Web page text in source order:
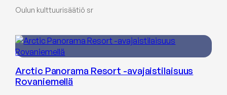
Oulun kulttuurisäätiö sr
Arctic Panorama Resort -avajaistilaisuus
Rovaniemellä